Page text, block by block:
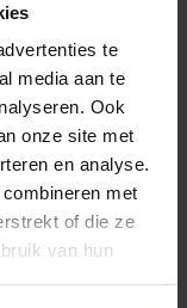
te
media aan te
Ook
onze site met
en analyse.
met
of die ze
van hun
& medische
wij voor
polikliniek
en van
assistent de
en
is heel